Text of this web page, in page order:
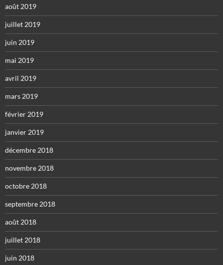
août 2019
juillet 2019
juin 2019
mai 2019
avril 2019
mars 2019
février 2019
janvier 2019
décembre 2018
novembre 2018
octobre 2018
septembre 2018
août 2018
juillet 2018
juin 2018